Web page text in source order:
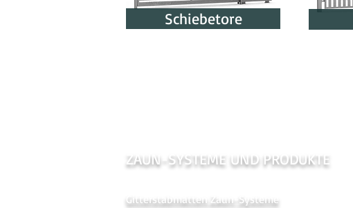
Schiebetore
ZAUN-SYSTEME UND PRODUKTE
Gitterstabmatten Zaun-Systeme